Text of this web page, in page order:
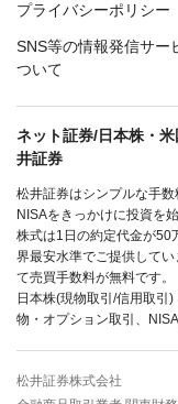
プライバシーポリシー
SNS等の情報発信サー
ついて
ネット証券/日本株・
井証券
松井証券はシンプルな手
NISAをきっかけに投資を
株式は1日の約定代金が50
界最安水準でご提供して
て売買手数料が無料です。
日本株(現物取引/信用取引
物・オプション取引、
松井証券株式会社